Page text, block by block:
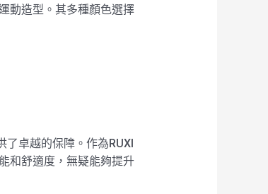
動造型。其多種顏色選擇
卓越的保障。作為RUXI
和舒適度，無疑能夠提升